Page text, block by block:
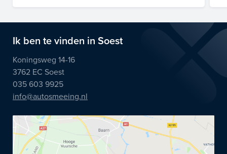
Ik ben te vinden in Soest
Koningsweg 14-16
3762 EC Soest
035 603 9925
info@autosmeeing.nl